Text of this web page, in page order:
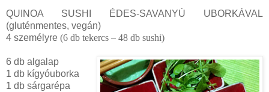
QUINOA SUSHI ÉDES-SAVANYÚ UBORKÁVAL
(gluténmentes, vegán)
4 személyre (6 db tekercs – 48 db sushi)
6 db algalap
1 db kígyóuborka
1 db sárgarépa